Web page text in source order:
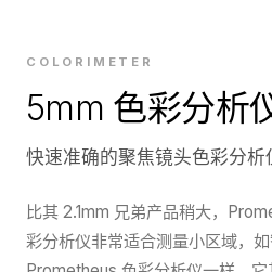
COLORIMETER
5mm 色彩分析
快速准确的聚焦镜头色彩分析
比其 2.1mm 兄弟产品稍大，
彩分析仪非常适合测量小区域，